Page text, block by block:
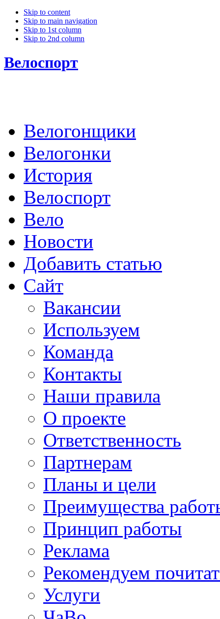
Skip to content
Skip to main navigation
Skip to 1st column
Skip to 2nd column
Велоспорт
Велогонщики
Велогонки
История
Велоспорт
Вело
Новости
Добавить статью
Сайт
Вакансии
Используем
Команда
Контакты
Наши правила
О проекте
Ответственность
Партнерам
Планы и цели
Преимущества
Принцип работы
Реклама
Рекомендуем
Услуги